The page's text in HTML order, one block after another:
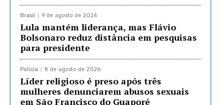
Brasil 9 de agosto de 2026
Lula mantém liderança, mas Flávio
Bolsonaro reduz distância em pesquisas
para presidente
Policia 8 de agosto de 2026
Líder religioso é preso após três
mulheres denunciarem abusos sexuais
em São Francisco do Guaporé